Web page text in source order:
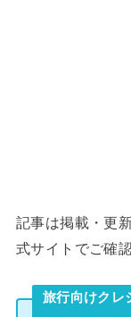
記事は掲載・更
式サイトでご確
旅行向けクレ